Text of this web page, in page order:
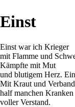
Einst
Einst war ich Krieger
mit Flamme und
Kämpfte mit Mut
und blutigem Herz.
Mit Kraut und Verband
half manchen Kranken
voller Verstand.